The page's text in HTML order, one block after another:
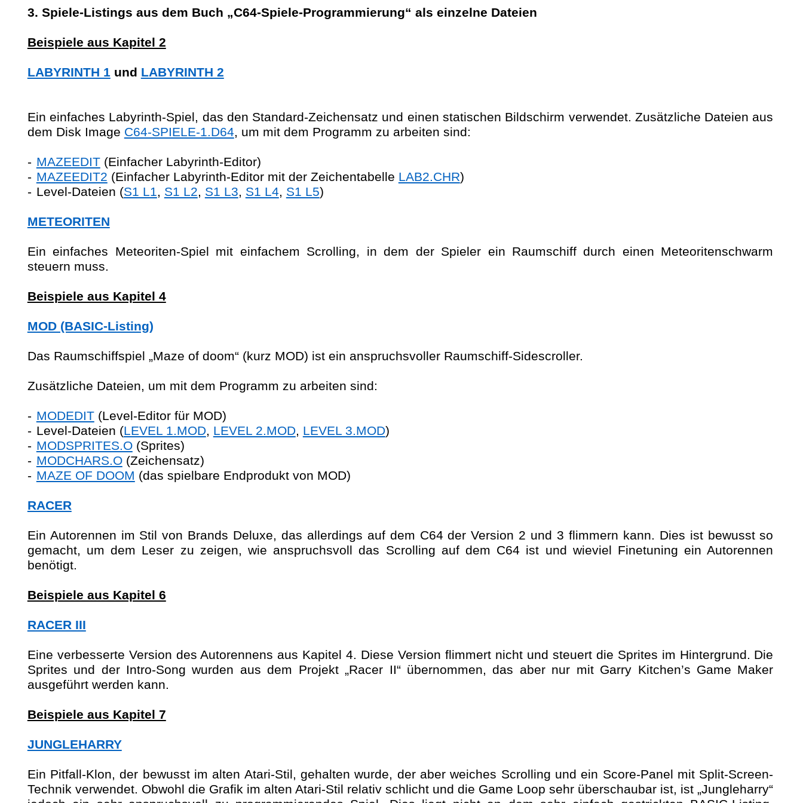
3. Spiele-Listings aus dem Buch „C64-Spiele-Programmierung“ als einzelne Dateien
Beispiele aus Kapitel 2
LABYRINTH 1und LABYRINTH 2
Ein einfaches Labyrinth-Spiel, das den Standard-Zeichensatz und einen statischen Bildschirm verwendet. Zusätzliche Dateien aus
dem Disk Image C64-SPIELE-1.D64, um mit dem Programm zu arbeiten sind:
- MAZEEDIT(Einfacher Labyrinth-Editor)
- MAZEEDIT2 (Einfacher Labyrinth-Editor mit der Zeichentabelle LAB2.CHR)
- Level-Dateien (S1 L1, S1 L2, S1 L3, S1 L4, S1 L5)
METEORITEN
Ein einfaches Meteoriten-Spiel mit einfachem Scrolling, in dem der Spieler ein Raumschiff durch einen Meteoritenschwarm
steuern muss.
Beispiele aus Kapitel 4
MOD (BASIC-Listing)
Das Raumschiffspiel „Maze of doom“ (kurz MOD) ist ein anspruchsvoller Raumschiff-Sidescroller.
Zusätzliche Dateien, um mit dem Programm zu arbeiten sind:
- MODEDIT(Level-Editor für MOD)
- Level-Dateien (LEVEL 1.MOD, LEVEL 2.MOD, LEVEL 3.MOD)
- MODSPRITES.O(Sprites)
- MODCHARS.O(Zeichensatz)
- MAZE OF DOOM (das spielbare Endprodukt von MOD)
RACER
Ein Autorennen im Stil von Brands Deluxe, das allerdings auf dem C64 der Version 2 und 3 flimmern kann. Dies ist bewusst so
gemacht, um dem Leser zu zeigen, wie anspruchsvoll das Scrolling auf dem C64 ist und wieviel Finetuning ein Autorennen
benötigt.
Beispiele aus Kapitel 6
RACER III
Eine verbesserte Version des Autorennens aus Kapitel 4. Diese Version flimmert nicht und steuert die Sprites im Hintergrund. Die
Sprites und der Intro-Song wurden aus dem Projekt „Racer II“ übernommen, das aber nur mit Garry Kitchen’s Game Maker
ausgeführt werden kann.
Beispiele aus Kapitel 7
JUNGLEHARRY
Ein Pitfall-Klon, der bewusst im alten Atari-Stil, gehalten wurde, der aber weiches Scrolling und ein Score-Panel mit Split-Screen-
Technik verwendet. Obwohl die Grafik im alten Atari-Stil relativ schlicht und die Game Loop sehr überschaubar ist, ist „Jungleharry“